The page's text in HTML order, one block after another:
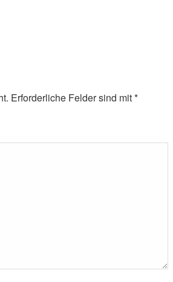
Erforderliche Felder sind mit*